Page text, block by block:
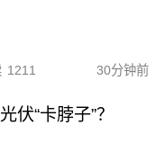
1211 30分钟前
伏“卡脖子”？